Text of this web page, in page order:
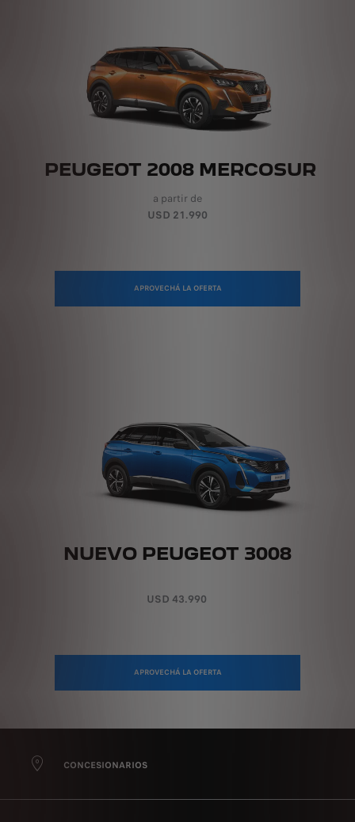
PEUGEOT 2008 MERCOSUR
a partir de
USD 21.990
APROVECHÁ LA OFERTA
NUEVO PEUGEOT 3008
USD 43.990
APROVECHÁ LA OFERTA
CONCESIONARIOS